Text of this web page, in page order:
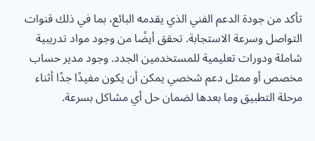
تأكد من جودة الدعم الفني الذي يقدمه البائع، بما في ذلك قنوات
التواصل وسرعة الاستجابة. تحقق أيضًا من وجود مواد تدريبية
شاملة ودورات تعليمية للمستخدمين الجدد. وجود مدير حساب
مخصص أو ممثل دعم شخصي يمكن أن يكون مفيدًا جدًا أثناء
مرحلة التطبيق وما بعدها لضمان حل أي مشاكل بسرعة.